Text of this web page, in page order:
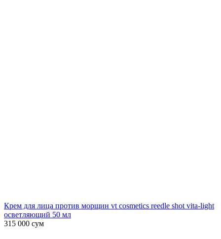
Крем для лица против морщин vt cosmetics reedle shot vita-light
осветляющий 50 мл
315 000 сум